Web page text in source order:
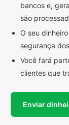
bancos e,
são
O seu
segurança
Você fará
clientes que
Enviar